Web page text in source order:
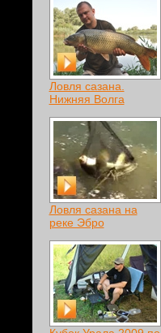
Ловля сазана.
Нижняя Волга
Ловля сазана на
реке Эбро